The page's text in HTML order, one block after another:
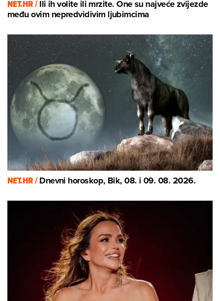
NET.HR /Ili ih volite ili mrzite. One su najveće zvijezde
među ovim nepredvidivim ljubimcima
NET.HR /Dnevni horoskop, Bik, 08. i 09. 08. 2026.